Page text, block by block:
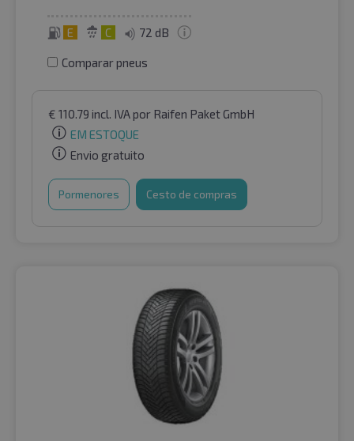
E C 72 dB
Comparar pneus
€ 110.79 incl. IVApor Raifen Paket GmbH
EM ESTOQUE
Envio gratuito
Pormenores Cesto de compras